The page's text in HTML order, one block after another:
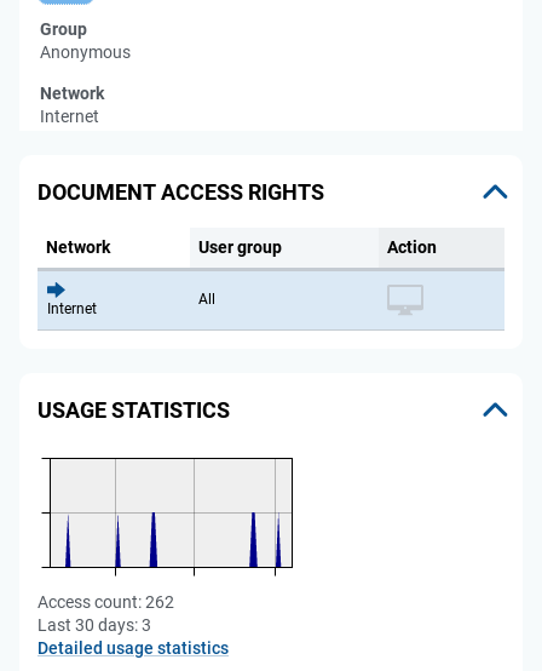
Group
Anonymous
Network
Internet
DOCUMENT ACCESS RIGHTS
Network User group Action
Internet
All
USAGE STATISTICS
Access count:262
Last 30 days:3
Detailed usage statistics